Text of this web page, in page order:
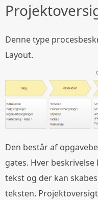
Denne type
Layout.
Den består af
gates. Hver
tekst og der kan
teksten.